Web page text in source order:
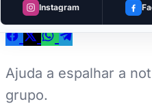
Instagram
Ajuda a espalhar a
grupo.